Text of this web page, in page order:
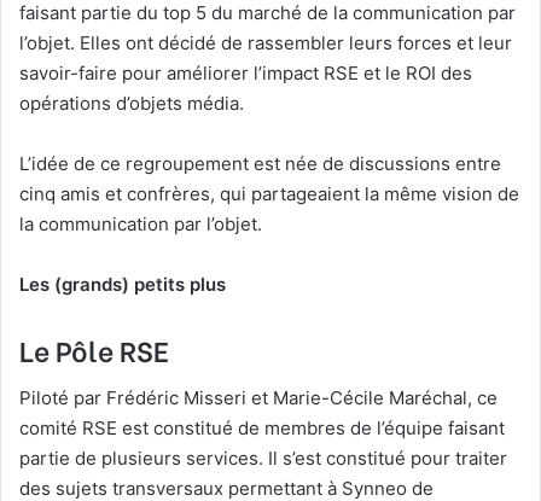
faisant partie du top 5 du marché de la communication par
l’objet. Elles ont décidé de rassembler leurs forces et leur
savoir-faire pour améliorer l’impact RSE et le ROI des
opérations d’objets média.
L’idée de ce regroupement est née de discussions entre
cinq amis et confrères, qui partageaient la même vision de
la communication par l’objet.
Les (grands) petits plus
Le Pôle RSE
Piloté par Frédéric Misseri et Marie-Cécile Maréchal, ce
comité RSE est constitué de membres de l’équipe faisant
partie de plusieurs services. Il s’est constitué pour traiter
des sujets transversaux permettant à Synneo de